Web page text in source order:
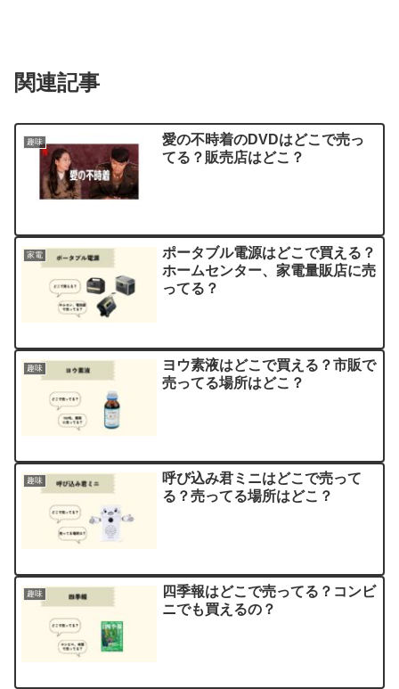
関連記事
趣味
愛の不時着のDVDはどこで売っ
てる？販売店はどこ？
家電
ポータブル電源はどこで買える？
ホームセンター、家電量販店に売
ってる？
趣味
ヨウ素液はどこで買える？市販で
売ってる場所はどこ？
趣味
呼び込み君ミニはどこで売って
る？売ってる場所はどこ？
趣味
四季報はどこで売ってる？コンビ
ニでも買えるの？